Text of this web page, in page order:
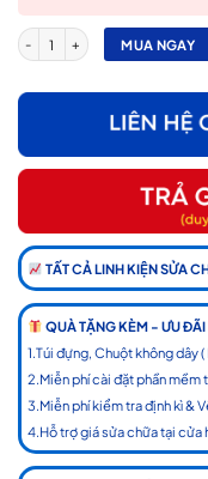
Laptop ASUS ExpertBook
MUA NGAY
TẤT CẢ LINH KIỆN SỬA
QUÀ TẶNG KÈM - ƯU ĐÃI
1.Túi đựng, Chuột không dây
2.Miễn phí cài đặt phần mềm
3.Miễn phí kiểm tra định kì &
4.Hỗ trợ giá sửa chữa tại cửa